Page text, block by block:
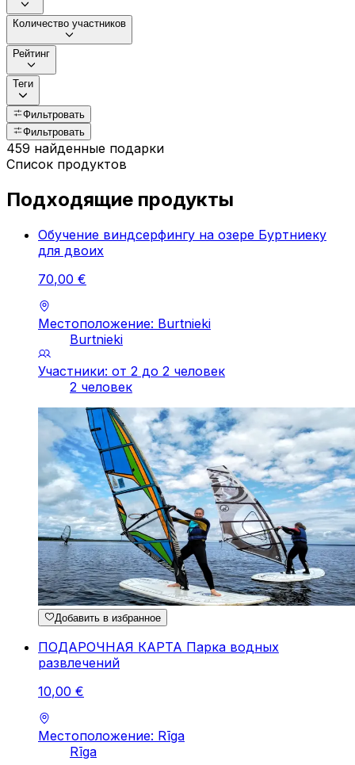
Количество участников
Рейтинг
Теги
Фильтровать
Фильтровать
459 найденные подарки
Список продуктов
Подходящие продукты
Обучение виндсерфингу на озере Буртниеку
для двоих
70,00 €
Местоположение: Burtnieki
Burtnieki
Участники: от 2 до 2 человек
2 человек
Добавить в избранное
ПОДАРОЧНАЯ КАРТА Парка водных
развлечений
10,00 €
Местоположение: Rīga
Rīga